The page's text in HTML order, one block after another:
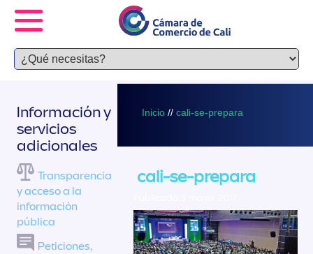
Inicio // cali-se-prepara
cali-se-prepara
Información y
servicios
adicionales
Transparencia
y acceso a la
información
pública
Peticiones,